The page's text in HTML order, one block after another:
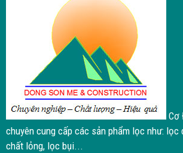
Cơ
chuyên cung cấp các sản phẩm lọc như: lọc
chất lỏng, lọc bụi...